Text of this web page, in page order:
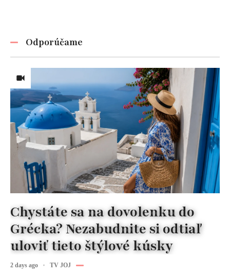
Odporúčame
Chystáte sa na dovolenku do
Grécka? Nezabudnite si odtiaľ
uloviť tieto štýlové kúsky
2 days ago TV JOJ